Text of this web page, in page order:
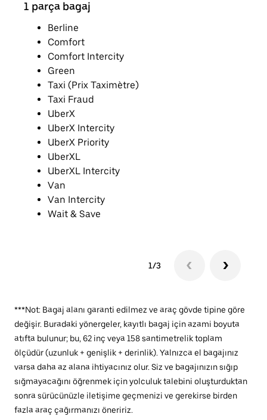
1 parça bagaj
Berline
Comfort
Comfort Intercity
Green
Taxi (Prix Taximètre)
Taxi Fraud
UberX
UberX Intercity
UberX Priority
UberXL
UberXL Intercity
Van
Van Intercity
Wait & Save
1/3
***Not: Bagaj alanı garanti edilmez ve araç gövde tipine göre
değişir. Buradaki yönergeler, kayıtlı bagaj için azami boyuta
atıfta bulunur; bu, 62 inç veya 158 santimetrelik toplam
ölçüdür (uzunluk + genişlik + derinlik). Yalnızca el bagajınız
varsa daha az alana ihtiyacınız olur. Siz ve bagajınızın sığıp
sığmayacağını öğrenmek için yolculuk talebini oluşturduktan
sonra sürücünüzle iletişime geçmenizi ve gerekirse birden
fazla araç çağırmanızı öneririz.